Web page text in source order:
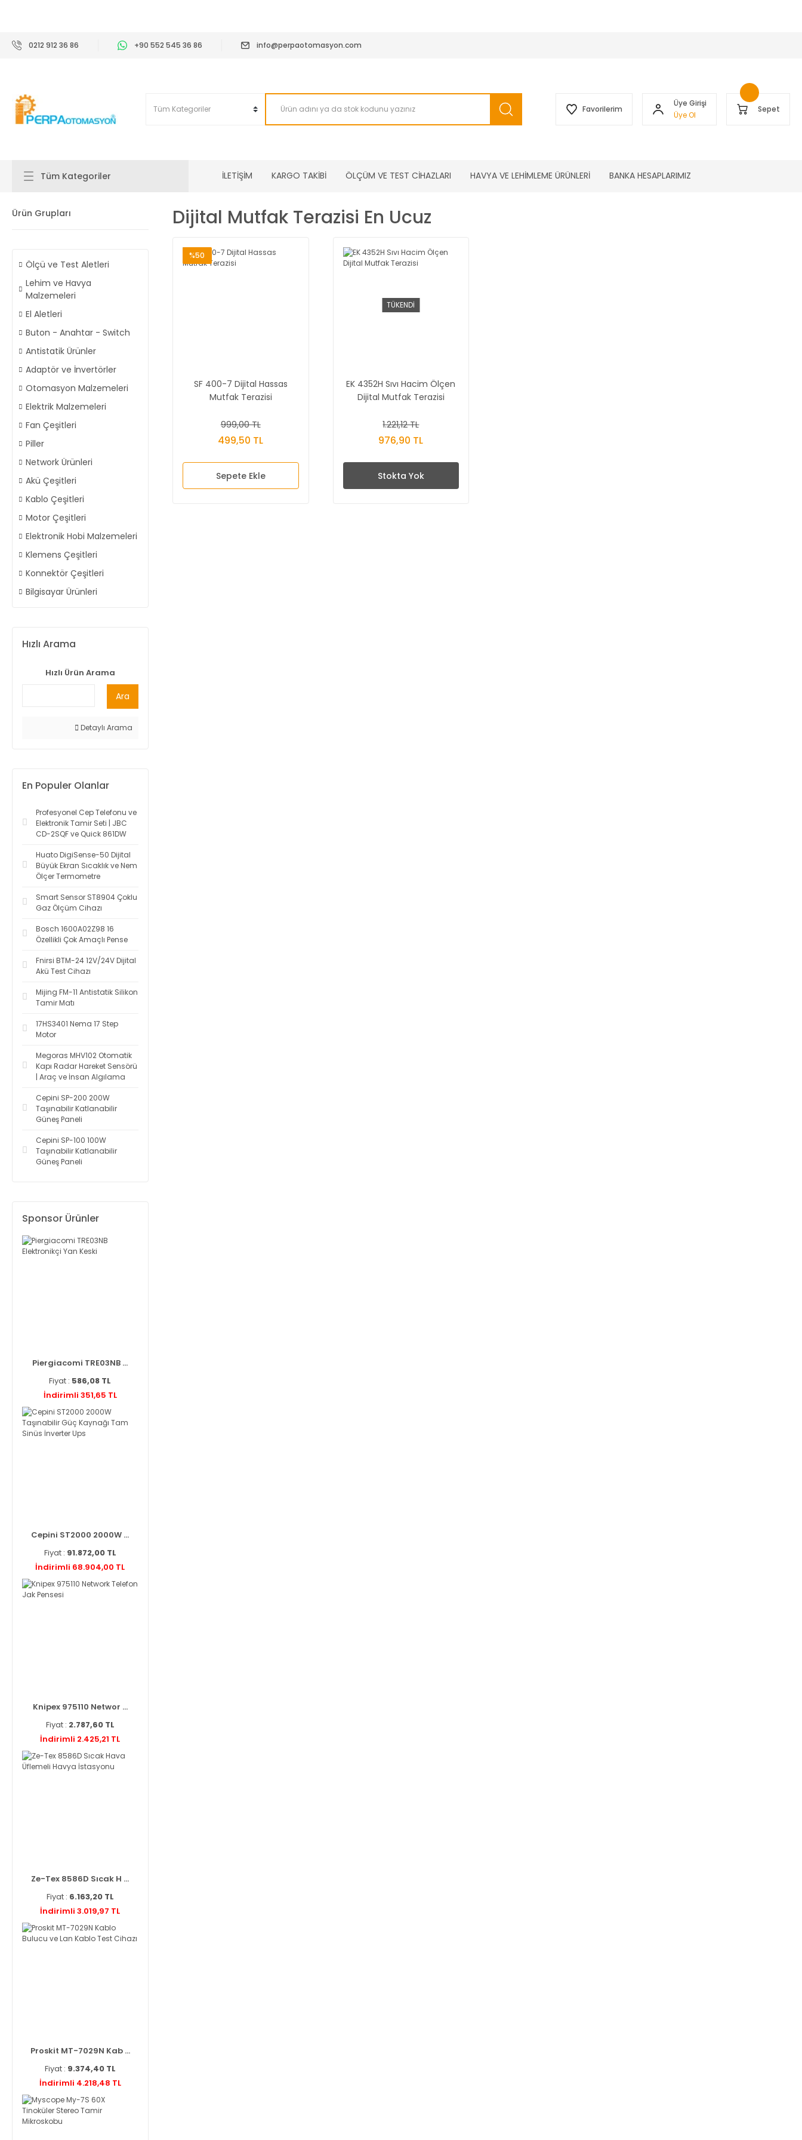
0212 912 36 86 +90 552 545 36 86 info@perpaotomasyon.com
Favorilerim
Üye Girişi
Üye Ol
Sepet
Tüm Kategoriler İLETİŞİM KARGO TAKİBİ ÖLÇÜM VE TEST CİHAZLARI HAVYA VE LEHİMLEME ÜRÜNLERİ BANKA HESAPLARIMIZ
Ürün Grupları
Ölçü ve Test Aletleri
Lehim ve Havya
Malzemeleri
El Aletleri
Buton - Anahtar - Switch
Antistatik Ürünler
Adaptör ve İnvertörler
Otomasyon Malzemeleri
Elektrik Malzemeleri
Fan Çeşitleri
Piller
Network Ürünleri
Akü Çeşitleri
Kablo Çeşitleri
Motor Çeşitleri
Elektronik Hobi Malzemeleri
Klemens Çeşitleri
Konnektör Çeşitleri
Bilgisayar Ürünleri
Hızlı Arama
Hızlı Ürün Arama
Ara
Detaylı Arama
En Populer Olanlar
Profesyonel Cep Telefonu ve
Elektronik Tamir Seti | JBC
CD-2SQF ve Quick 861DW
Huato DigiSense-50 Dijital
Büyük Ekran Sıcaklık ve Nem
Ölçer Termometre
Smart Sensor ST8904 Çoklu
Gaz Ölçüm Cihazı
Bosch 1600A02Z98 16
Özellikli Çok Amaçlı Pense
Fnirsi BTM-24 12V/24V Dijital
Akü Test Cihazı
Mijing FM-11 Antistatik Silikon
Tamir Matı
17HS3401 Nema 17 Step
Motor
Megoras MHV102 Otomatik
Kapı Radar Hareket Sensörü
| Araç ve İnsan Algılama
Cepini SP-200 200W
Taşınabilir Katlanabilir
Güneş Paneli
Cepini SP-100 100W
Taşınabilir Katlanabilir
Güneş Paneli
Sponsor Ürünler
Piergiacomi TRE03NB ...
Fiyat : 586,08 TL
İndirimli 351,65 TL
Cepini ST2000 2000W ...
Fiyat : 91.872,00 TL
İndirimli 68.904,00 TL
Knipex 975110 Networ ...
Fiyat : 2.787,60 TL
İndirimli 2.425,21 TL
Ze-Tex 8586D Sıcak H ...
Fiyat : 6.163,20 TL
İndirimli 3.019,97 TL
Proskit MT-7029N Kab ...
Fiyat : 9.374,40 TL
İndirimli 4.218,48 TL
Dijital Mutfak Terazisi En Ucuz
%50
SF 400-7 Dijital Hassas
Mutfak Terazisi
999,00 TL
499,50 TL
Sepete Ekle
TÜKENDİ
EK 4352H Sıvı Hacim Ölçen
Dijital Mutfak Terazisi
1.221,12 TL
976,90 TL
Stokta Yok